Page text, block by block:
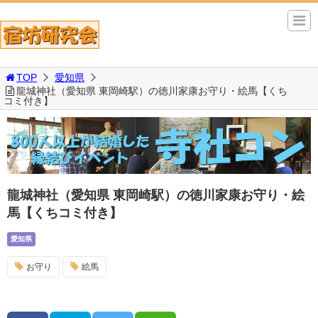
TOP
愛知県
龍城神社（愛知県 東岡崎駅）の徳川家康お守り・絵馬【くち
コミ付き】
龍城神社（愛知県 東岡崎駅）の徳川家康お守り・絵
馬【くちコミ付き】
愛知県
お守り 絵馬